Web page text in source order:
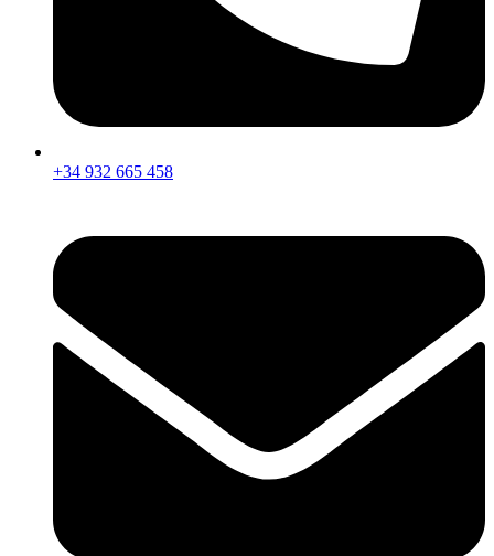
+34 932 665 458‬